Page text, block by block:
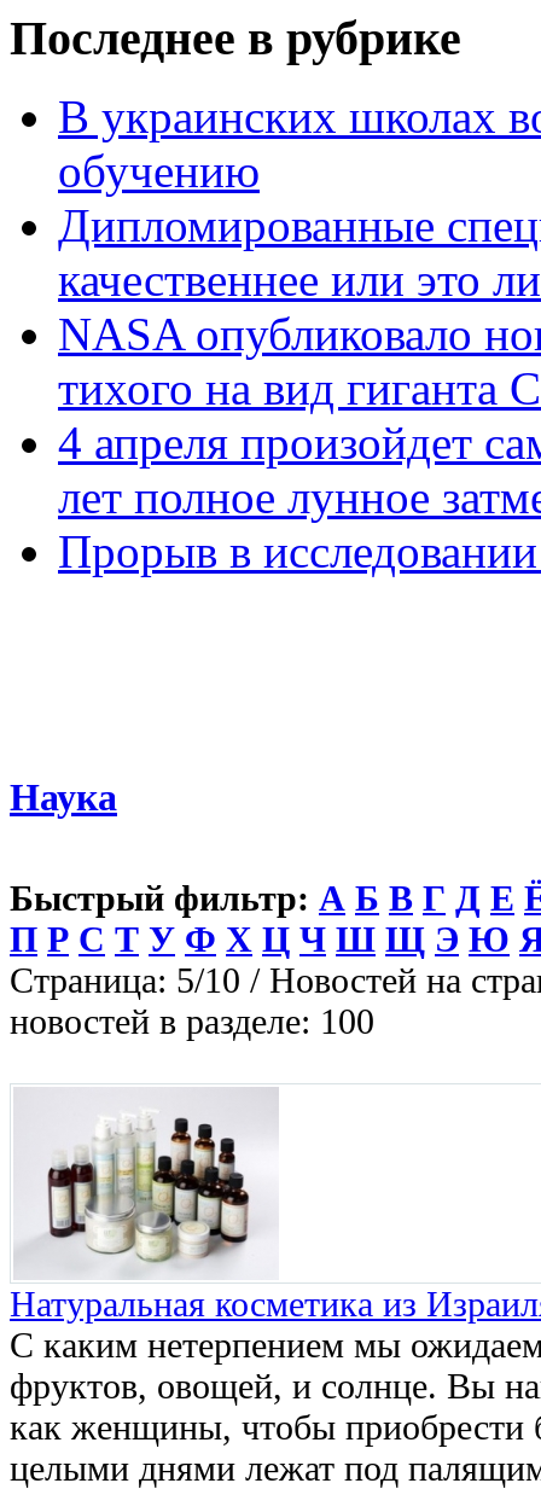
Последнее в рубрике
В украинских школах
обучению
Дипломированные
качественнее или это
NASA опубликовало
тихого на вид гиганта
4 апреля произойдет
лет полное лунное
Прорыв в
Наука
Быстрый фильтр: А Б В Г Д Е
П Р С Т У Ф Х Ц Ч Ш Щ Э Ю
Страница: 5/10 / Новостей на
новостей в разделе: 100
Натуральная косметика из
С каким нетерпением мы
фруктов, овощей, и солнце. Вы
как женщины, чтобы приобрести
целыми днями лежат под